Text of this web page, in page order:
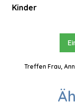
Kinder
Treffen Frau,